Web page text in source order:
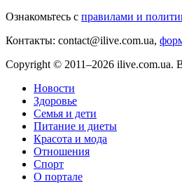
Ознакомьтесь с правилами и
Контакты: contact@ilive.com.ua,
Copyright © 2011–2026 ilive.com.ua.
Новости
Здоровье
Семья и дети
Питание и диеты
Красота и мода
Отношения
Спорт
О портале